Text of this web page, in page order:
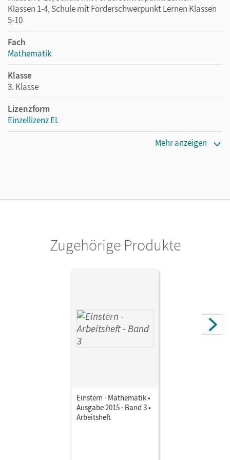
Klassen 1-4, Schule mit Förderschwerpunkt Lernen Klassen
5-10
Fach
Mathematik
Klasse
3. Klasse
Lizenzform
Einzellizenz EL
Mehr anzeigen
Zugehörige Produkte
Einstern · Mathematik •
Ausgabe 2015 · Band 3 •
Arbeitsheft